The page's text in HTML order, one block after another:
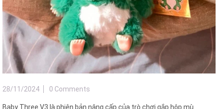
28/11/2024 0 Comments
Baby Three V3 là phiên bản nâng cấp của trò chơi gắp hộp mù